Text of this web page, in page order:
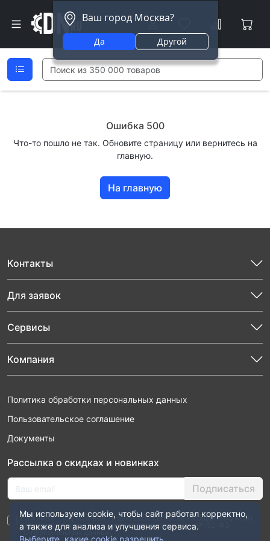
Ваш город Москва?
Да Другой
Ошибка 500
Что-то пошло не так. Обновите страницу или вернитесь на
главную.
На главную
Контакты
Для заявок
Сервисы
Компания
Политика обработки персональных данных
Пользовательское соглашение
Документы
Рассылка о скидках и новинках
Подписаться
Нажимая “Подписаться”, я даю свое согласие на обработку моих
персональных данных в соответствии с законом №152-ФЗ
“О персональных данных”
Мы используем cookie, чтобы сайт работал корректно,
а также для анализа и улучшения сервиса.
Выберите, какие cookie разрешить